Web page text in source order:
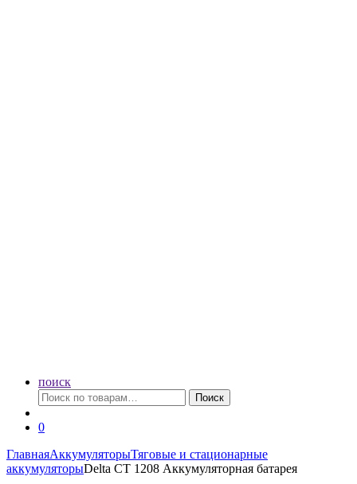
поиск
Искать:
Поиск
0
ГлавнаяАккумуляторыТяговые и стационарные
аккумуляторыDelta CT 1208 Аккумуляторная батарея